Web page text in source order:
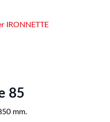
IRONNETTE
85
mm.